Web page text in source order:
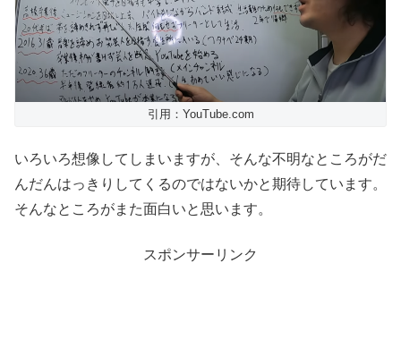
引用：YouTube.com
いろいろ想像してしまいますが、そんな不明なところがだ
んだんはっきりしてくるのではないかと期待しています。
そんなところがまた面白いと思います。
スポンサーリンク